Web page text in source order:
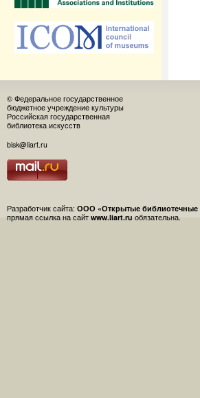
© Федеральное государственное
бюджетное учреждение культуры
Российская государственная
библиотека искусств
bisk@liart.ru
Разработчик сайта: ООО «Открытые библиотечные
прямая ссылка на сайт www.liart.ru обязательна.